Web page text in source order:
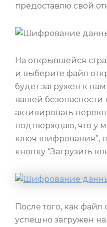
предоставлю свой
На открывшейся
и выберите файл
будет загружен к
вашей безопасности
активировать
подтверждаю, что у
ключ шифрования”,
кнопку “Загрузить
После того, как файл
успешно загружен